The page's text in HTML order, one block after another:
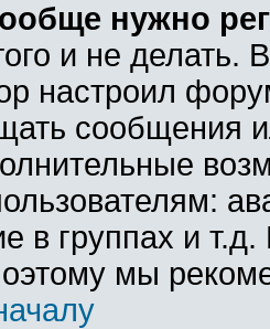
нужно
и не делать.
настроил
сообщения
в группах и
мы